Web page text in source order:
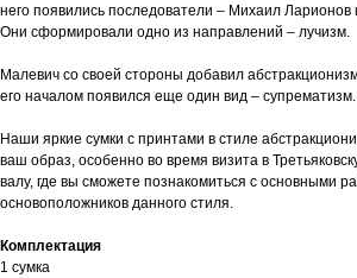
него появились последователи – Михаил Ларионов
Они сформировали одно из направлений – лучизм.
Малевич со своей стороны добавил
его началом появился еще один вид – супрематизм.
Наши яркие сумки с принтами в стиле
ваш образ, особенно во время визита в
валу, где вы сможете познакомиться с основными
основоположников данного стиля.
Комплектация
1 сумка